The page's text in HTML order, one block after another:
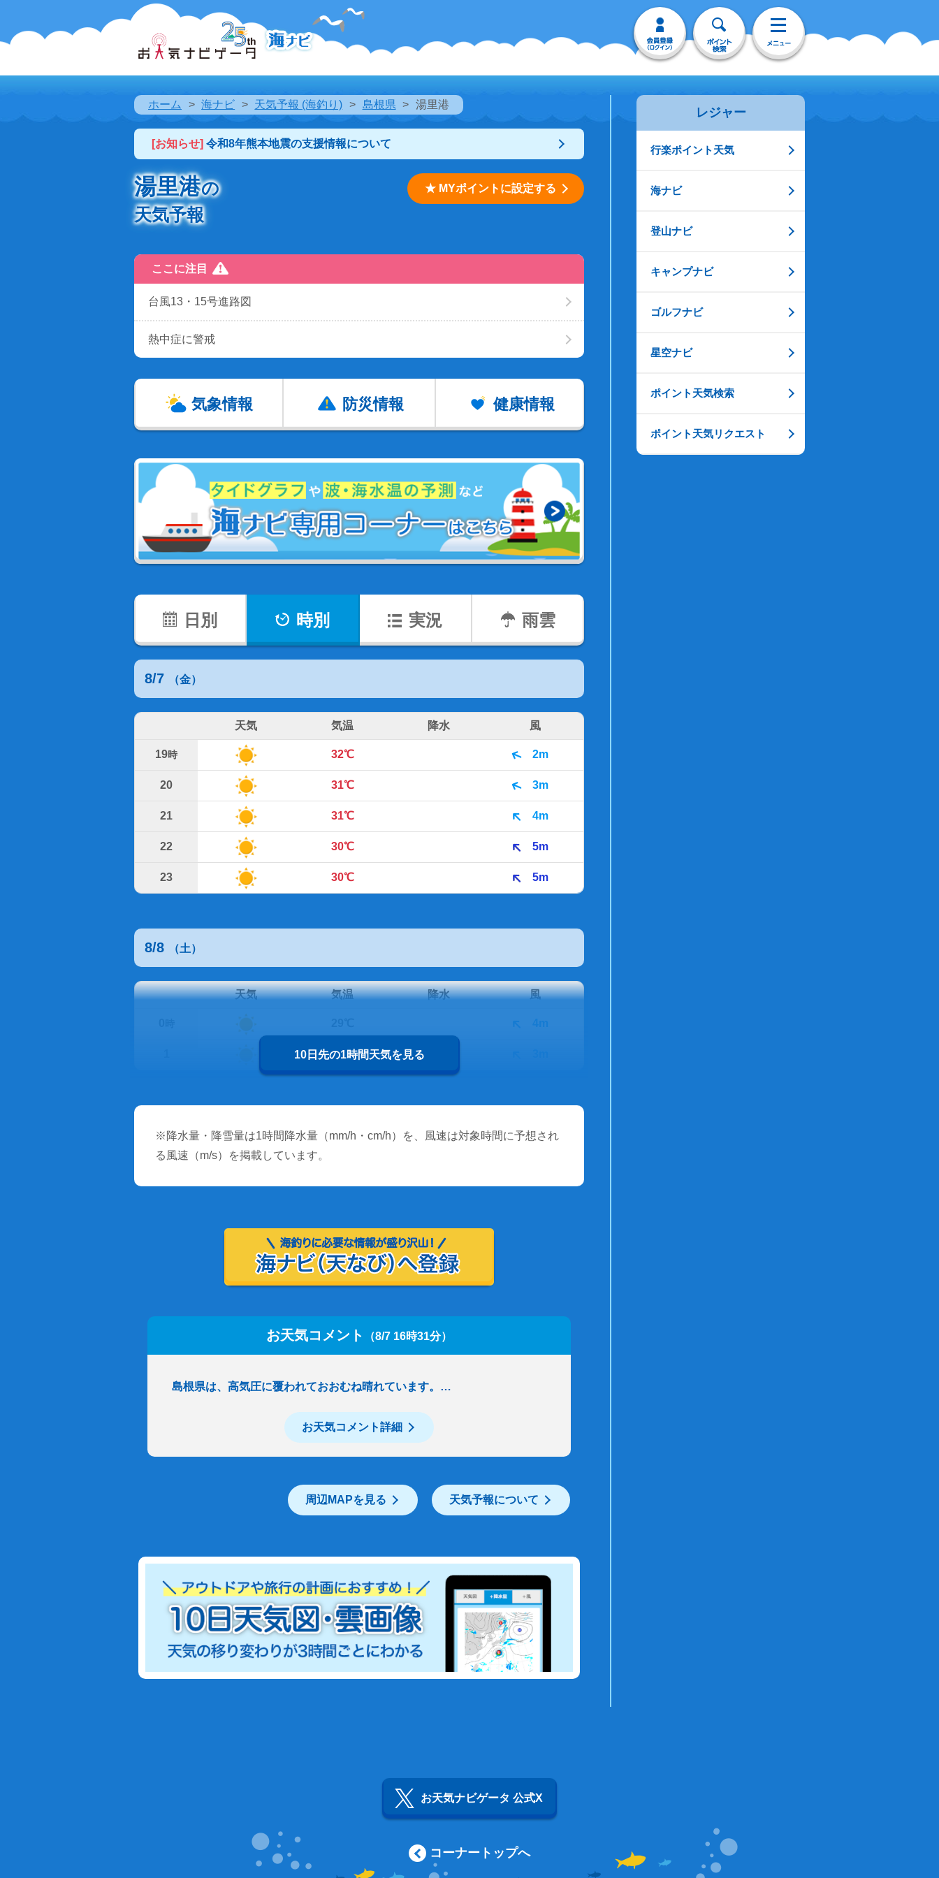
ホーム 海ナビ 天気予報 (海釣り) 島根県 湯里港
[お知らせ] 令和8年熊本地震の支援情報について
湯里港の
天気予報
★ MYポイントに設定する
ここに注目
台風13・15号進路図
熱中症に警戒
気象情報 防災情報 健康情報
日別 時別 実況 雨雲
8/7 （金）
天気 気温 降水 風
19時 32℃ 2m
20 31℃ 3m
21 31℃ 4m
22 30℃ 5m
23 30℃ 5m
8/8 （土）
天気 気温 降水 風
4m
28℃
10日先の1時間天気を見る
※降水量・降雪量は1時間降水量（mm/h・cm/h）を、風速は対象時間に予想され
る風速（m/s）を掲載しています。
お天気コメント （8/7 16時31分）
島根県は、高気圧に覆われておおむね晴れています。…
お天気コメント詳細
周辺MAPを見る 天気予報について
レジャー
行楽ポイント天気
海ナビ
登山ナビ
キャンプナビ
ゴルフナビ
星空ナビ
ポイント天気検索
ポイント天気リクエスト
お天気ナビゲータ 公式X
コーナートップへ